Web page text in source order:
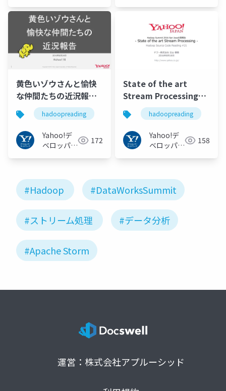
Reading #22
#hadoopreading
ク
黄色いゾウさんと愉快
な仲間たちの近況報告
#hadoopreading
hadoopreading
Yahoo!デ
ベロッパー
172
State of the art
Stream Processing
#hadoopreading
hadoopreading
Yahoo!デ
ベロッパー
158
#Hadoop #DataWorksSummit
#ストリーム処理 #データ分析
#Apache Storm
運営：株式会社アプルーシッド